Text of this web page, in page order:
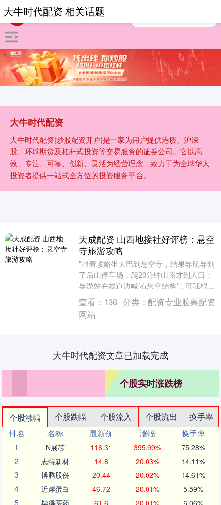
大牛时代配资
大牛时代配资|炒股配资开户|是一家为用户提供港股、沪深
股、环球期货及杠杆式投资等交易服务的证券公司。它以高
效、专注、可靠、创新、灵活为经营理念，致力于为全球华人
投资者提供一站式全方位的投资服务平台。
大牛时代配资 相关话题
天成配资 山西地接社好评榜：悬空
寺旅游攻略
"跟着攻略坐大巴到悬空寺，结果导航导到
了后山停车场，爬20分钟山路才到入口；
导游站在栈道边喊‘看悬空结构’，可我根本
不敢靠近；老人扶着栏杆腿抖天成配资，
想歇会儿....
查看： 136 分类： 配资专业股票配资
网站
大牛时代配资文章已加载完成
个股实时涨跌榜
个股涨幅 个股跌幅 个股流入 个股流出
换手率
排名
名称 最新价 涨幅
换手率
1
N展芯 116.31 395.99% 75.28%
2 志特新材 14.8 20.03% 14.11%
3 博腾股份 20.44 20.02% 14.61%
4 近岸蛋白 46.72 20.01% 5.59%
5 毕得医药 61.6 20.01% 6.06%